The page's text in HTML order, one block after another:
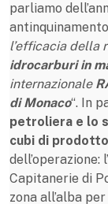
parliamo
antinquinamento
l’efficacia della
idrocarburi in
internazionale
di Monaco“. In
petroliera e lo
cubi di
dell’operazione: l’
Capitanerie di
zona all’alba